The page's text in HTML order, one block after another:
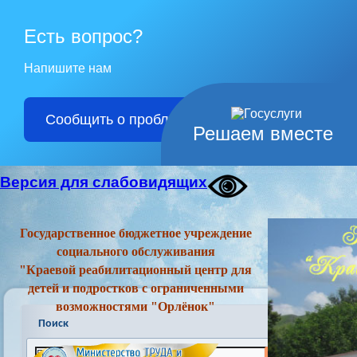
Решаем вместе
Есть вопрос?
Напишите нам
Сообщить о проблеме
Версия для слабовидящих
Государственное бюджетное учреждение
социального обслуживания
"Краевой реабилитационный центр для
детей и подростков с ограниченными
возможностями "Орлёнок"
Поиск